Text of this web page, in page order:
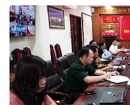
vật chất và xây dựng
hiện đại, đáp ứng yêu
chất lượng cao.